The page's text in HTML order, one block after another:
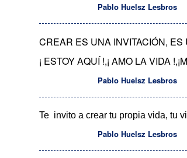
Pablo Huelsz Lesbros
CREAR ES UNA INVITACIÓN,
¡ ESTOY AQUÍ !,¡ AMO LA VIDA
Pablo Huelsz Lesbros
Te invito a crear tu propia vida, tu
Pablo Huelsz Lesbros